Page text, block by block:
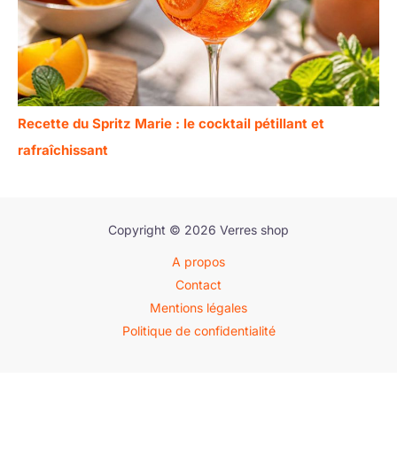
Recette du Spritz Marie : le cocktail pétillant et
rafraîchissant
Copyright © 2026 Verres shop
A propos
Contact
Mentions légales
Politique de confidentialité